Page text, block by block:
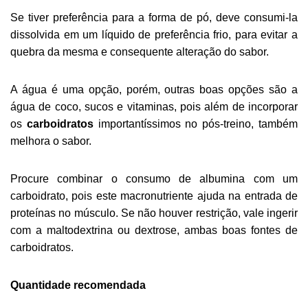
Se tiver preferência para a forma de pó, deve consumi-la
dissolvida em um líquido de preferência frio, para evitar a
quebra da mesma e consequente alteração do sabor.
A água é uma opção, porém, outras boas opções são a
água de coco, sucos e vitaminas, pois além de incorporar
os carboidratosimportantíssimos no pós-treino, também
melhora o sabor.
Procure combinar o consumo de albumina com um
carboidrato, pois este macronutriente ajuda na entrada de
proteínas no músculo. Se não houver restrição, vale ingerir
com a maltodextrina ou dextrose, ambas boas fontes de
carboidratos.
Quantidade recomendada